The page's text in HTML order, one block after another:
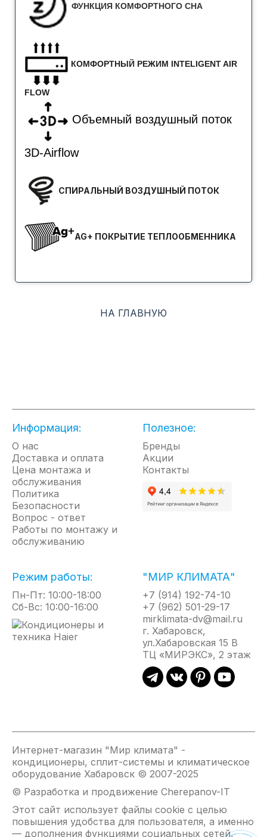
ФУНКЦИЯ КОМФОРТНОГО СНА
КОМФОРТНЫЙ РЕЖИМ INTELIGENT AIR
FLOW
Объемный воздушный поток
3D-Airflow
СПИРАЛЬНЫЙ ВОЗДУШНЫЙ ПОТОК
AG+ ПОКРЫТИЕ ТЕПЛООБМЕННИКА
НА ГЛАВНУЮ
Информация:
О нас
Доставка и оплата
Цена монтажа и
обслуживания
Политика
Безопасности
Вопрос - ответ
Работы по монтажу и
обслуживанию
Полезное:
Бренды
Акции
Контакты
Режим работы:
Пн-Пт: 10:00-18:00
Сб-Вс: 10:00-16:00
"МИР КЛИМАТА"
+7 (914) 192-74-10
+7 (962) 501-29-17
mirklimata-dv@mail.ru
г. Хабаровск,
ул.Хабаровская 15 В
ТЦ «МИРЭКС», 2 этаж
Интернет-магазин "Мир климата" -
кондиционеры, сплит-системы и климатическое
оборудование Хабаровск © 2007-2025
© Разработка и продвижение Cherepanov-IT
Этот сайт использует файлы cookie с целью
повышения удобства для пользователя, а именно
— дополнения функциями социальных сетей,